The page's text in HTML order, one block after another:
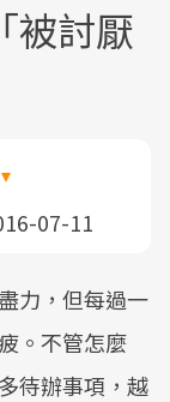
被討厭
07-11
力，但每過一
。不管怎麼
待辦事項，越